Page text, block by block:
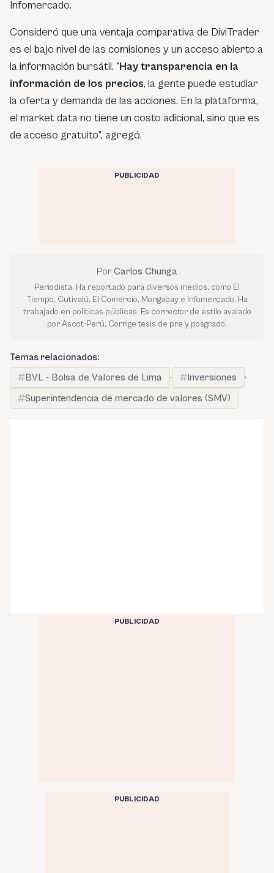
Infomercado.
Consideró que una ventaja comparativa de DiviTrader
es el bajo nivel de las comisiones y un acceso abierto a
la información bursátil. “Hay transparencia en la
información de los precios, la gente puede estudiar
la oferta y demanda de las acciones. En la plataforma,
el market data no tiene un costo adicional, sino que es
de acceso gratuito”, agregó.
PUBLICIDAD
Por Carlos Chunga
Periodista. Ha reportado para diversos medios, como El
Tiempo, Cutivalú, El Comercio, Mongabay e Infomercado. Ha
trabajado en políticas públicas. Es corrector de estilo avalado
por Ascot-Perú. Corrige tesis de pre y posgrado.
Temas relacionados:
BVL - Bolsa de Valores de Lima
· Inversiones
·
Superintendencia de mercado de valores (SMV)
PUBLICIDAD
PUBLICIDAD